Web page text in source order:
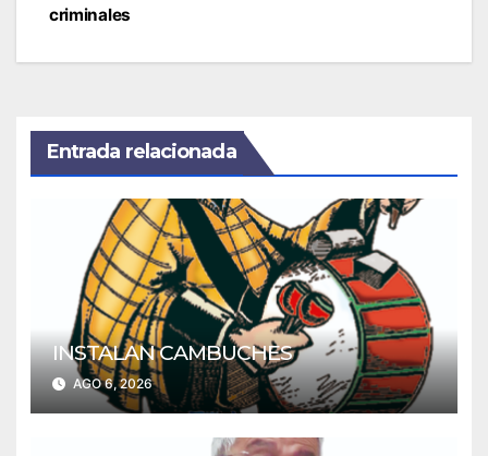
criminales
Entrada relacionada
INSTALAN CAMBUCHES
AGO 6, 2026